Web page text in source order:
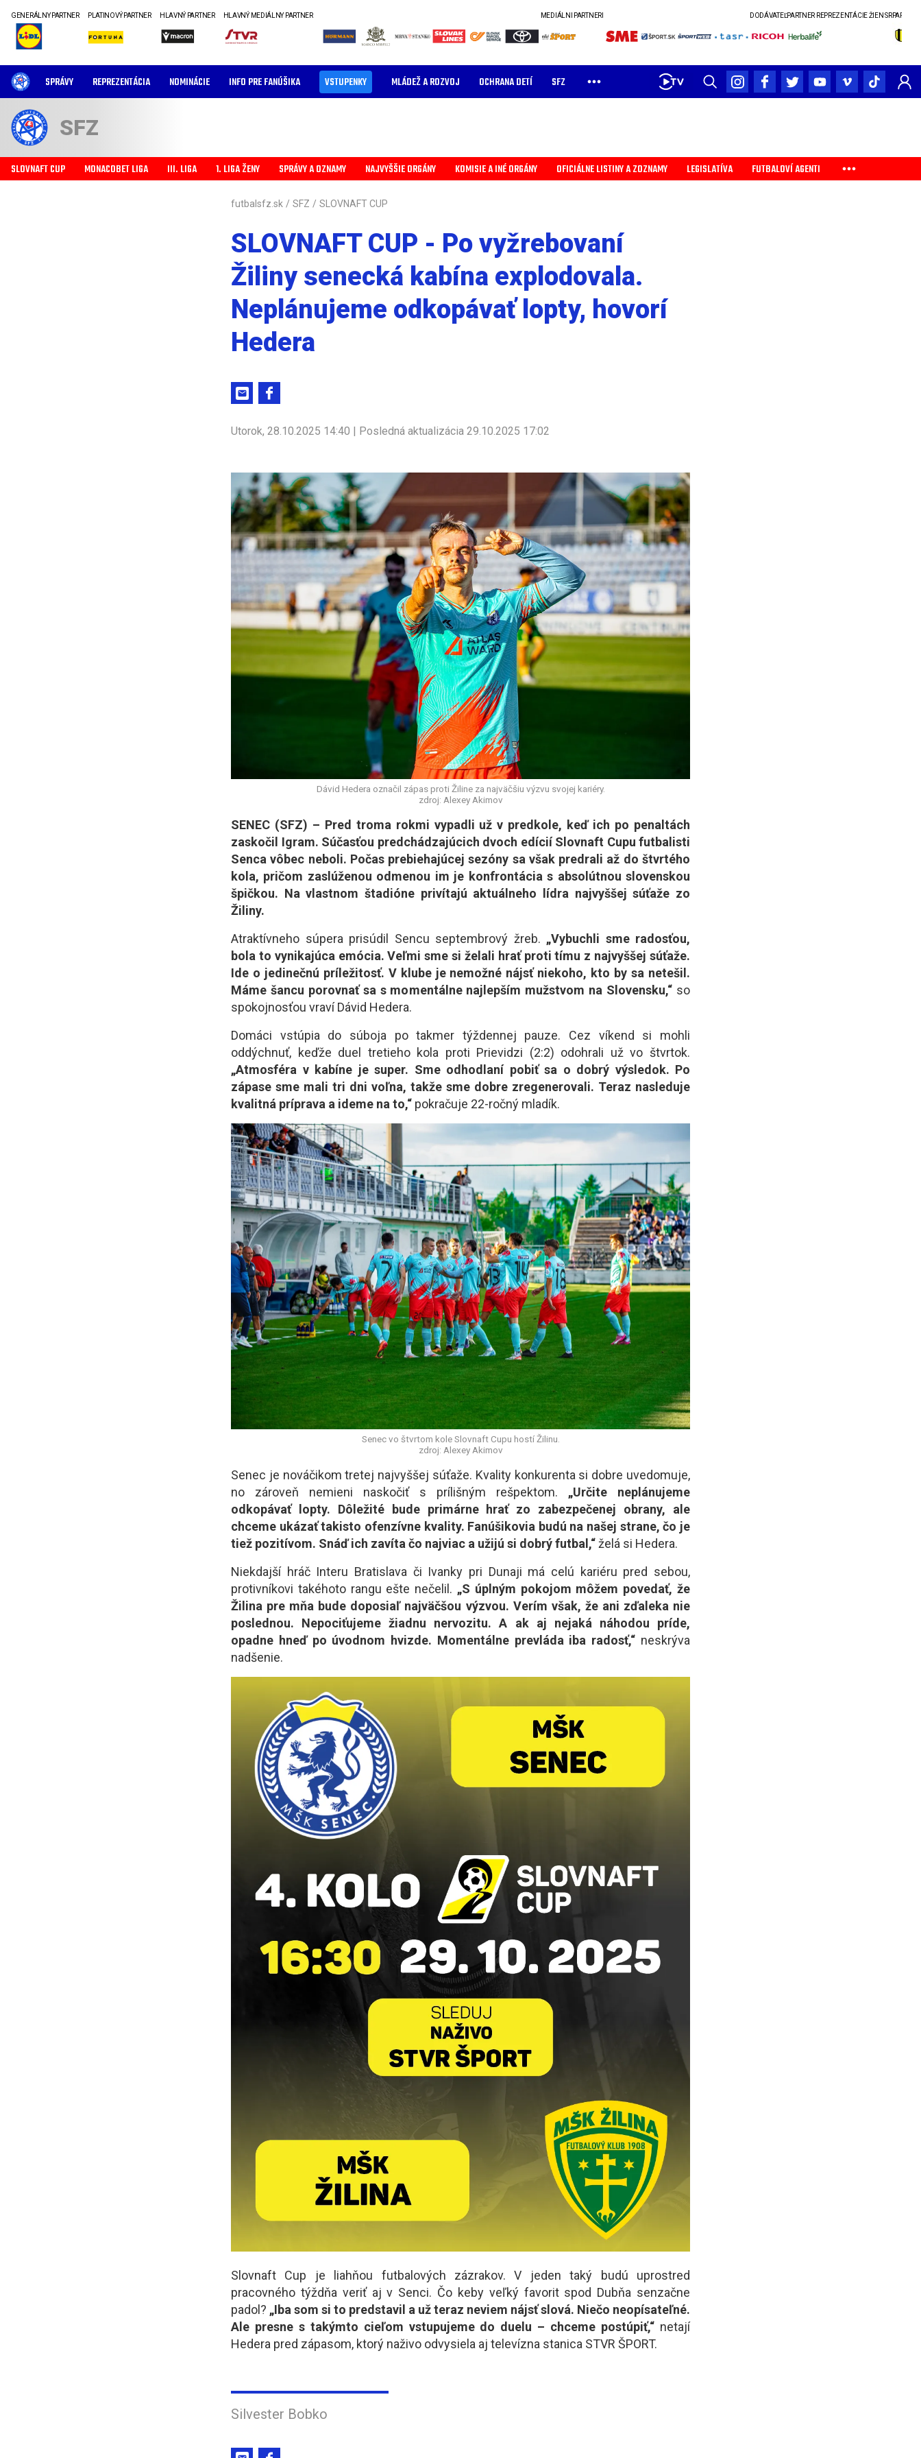
GENERÁLNY PARTNER PLATINOVÝ PARTNER HLAVNÝ PARTNER HLAVNÝ MEDIÁLNY PARTNER MEDIÁLNI PARTNERI PARTNER REPREZENTÁCIE ŽIEN SRPARTNER
SPRÁVY REPREZENTÁCIA NOMINÁCIE INFO PRE FANÚŠIKA VSTUPENKY MLÁDEŽ A ROZVOJ OCHRANA DETÍ SFZ
SFZ
SLOVNAFT CUP MONACOBET LIGA III. LIGA 1. LIGA ŽENY SPRÁVY A OZNAMY NAJVYŠŠIE ORGÁNY KOMISIE A INÉ ORGÁNY OFICIÁLNE LISTINY A ZOZNAMY LEGISLATÍVA FUTBALOVÍ AGENTI
futbalsfz.sk / SFZ / SLOVNAFT CUP
SLOVNAFT CUP - Po vyžrebovaní
Žiliny senecká kabína explodovala.
Neplánujeme odkopávať lopty, hovorí
Hedera
Utorok, 28.10.2025 14:40 | Posledná aktualizácia 29.10.2025 17:02
Dávid Hedera označil zápas proti Žiline za najväčšiu výzvu svojej kariéry.
zdroj: Alexey Akimov
SENEC (SFZ) – Pred troma rokmi vypadli už v predkole, keď ich po penaltách
zaskočil Igram. Súčasťou predchádzajúcich dvoch edícií Slovnaft Cupu futbalisti
Senca vôbec neboli. Počas prebiehajúcej sezóny sa však predrali až do štvrtého
kola, pričom zaslúženou odmenou im je konfrontácia s absolútnou slovenskou
špičkou. Na vlastnom štadióne privítajú aktuálneho lídra najvyššej súťaže zo
Žiliny.
Atraktívneho súpera prisúdil Sencu septembrový žreb. „Vybuchli sme radosťou,
bola to vynikajúca emócia. Veľmi sme si želali hrať proti tímu z najvyššej súťaže.
Ide o jedinečnú príležitosť. V klube je nemožné nájsť niekoho, kto by sa netešil.
Máme šancu porovnať sa s momentálne najlepším mužstvom na Slovensku,“ so
spokojnosťou vraví Dávid Hedera.
Domáci vstúpia do súboja po takmer týždennej pauze. Cez víkend si mohli
oddýchnuť, keďže duel tretieho kola proti Prievidzi (2:2) odohrali už vo štvrtok.
„Atmosféra v kabíne je super. Sme odhodlaní pobiť sa o dobrý výsledok. Po
zápase sme mali tri dni voľna, takže sme dobre zregenerovali. Teraz nasleduje
kvalitná príprava a ideme na to,“ pokračuje 22-ročný mladík.
Senec vo štvrtom kole Slovnaft Cupu hostí Žilinu.
zdroj: Alexey Akimov
Senec je nováčikom tretej najvyššej súťaže. Kvality konkurenta si dobre uvedomuje,
no zároveň nemieni naskočiť s prílišným rešpektom. „Určite neplánujeme
odkopávať lopty. Dôležité bude primárne hrať zo zabezpečenej obrany, ale
chceme ukázať takisto ofenzívne kvality. Fanúšikovia budú na našej strane, čo je
tiež pozitívom. Snáď ich zavíta čo najviac a užijú si dobrý futbal,“želá si Hedera.
Niekdajší hráč Interu Bratislava či Ivanky pri Dunaji má celú kariéru pred sebou,
protivníkovi takéhoto rangu ešte nečelil. „S úplným pokojom môžem povedať, že
Žilina pre mňa bude doposiaľ najväčšou výzvou. Verím však, že ani zďaleka nie
poslednou. Nepociťujeme žiadnu nervozitu. A ak aj nejaká náhodou príde,
opadne hneď po úvodnom hvizde. Momentálne prevláda iba radosť,“ neskrýva
nadšenie.
Slovnaft Cup je liahňou futbalových zázrakov. V jeden taký budú uprostred
pracovného týždňa veriť aj v Senci. Čo keby veľký favorit spod Dubňa senzačne
padol? „Iba som si to predstavil a už teraz neviem nájsť slová. Niečo neopísateľné.
Ale presne s takýmto cieľom vstupujeme do duelu – chceme postúpiť,“ netají
Hedera pred zápasom, ktorý naživo odvysiela aj televízna stanica STVR ŠPORT.
Silvester Bobko